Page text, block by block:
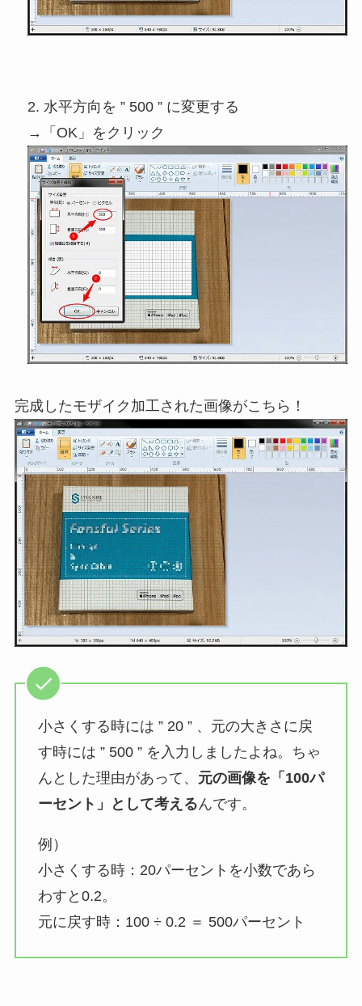
2. 水平方向を ” 500 ” に変更する
→「OK」をクリック
完成したモザイク加工された画像がこちら！
小さくする時には ” 20 ” 、元の大きさに戻
す時には ” 500 ” を入力しましたよね。ちゃ
んとした理由があって、 元の画像を「100パ
ーセント」として考えるんです。
例）
小さくする時：20パーセントを小数であら
わすと0.2。
元に戻す時：100 ÷ 0.2 ＝ 500パーセント